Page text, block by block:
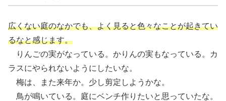
広くない庭のなかでも、よく見ると色々なことが起きてい
るなと感じます。
りんごの実がなっている。かりんの実もなっている。カ
ラスにやられないようにしたいな。
梅は、また来年か。少し剪定しようかな。
鳥が鳴いている。庭にベンチ作りたいと思っていたな。